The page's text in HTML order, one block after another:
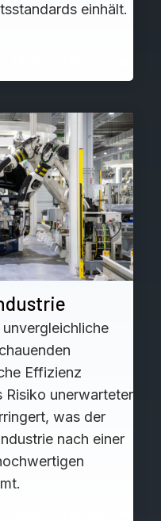
einhält.
Effizienz
Risiko unerwarteter
was der
nach einer